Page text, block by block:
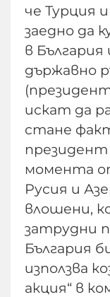
че Турция
заедно да
в
държавно
искат да
стане
президент
момента
Русия и
влошени,
затрудни
България
използва
акция“ в